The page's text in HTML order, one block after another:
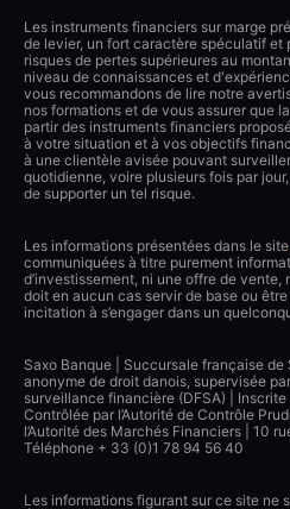
Les instruments financiers sur marge
de levier, un fort caractère spéculatif et
risques de pertes supérieures au
niveau de connaissances et
vous recommandons de lire notre
nos formations et de vous assurer que
partir des instruments financiers
à votre situation et à vos objectifs
à une clientèle avisée pouvant
quotidienne, voire plusieurs fois par
de supporter un tel risque.
Les informations présentées dans le site
communiquées à titre purement
d’investissement, ni une offre de vente,
doit en aucun cas servir de base ou
incitation à s’engager dans un
Saxo Banque | Succursale française de
anonyme de droit danois, supervisée
surveillance financière (DFSA) | Inscrite
Contrôlée par l’Autorité de Contrôle
l’Autorité des Marchés Financiers | 10
Téléphone + 33 (0)1 78 94 56 40
Les informations figurant sur ce site ne